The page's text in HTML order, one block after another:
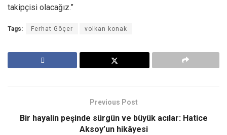
takipçisi olacağız.”
Tags: Ferhat Göçer volkan konak
Previous Post
Bir hayalin peşinde sürgün ve büyük acılar: Hatice
Aksoy’un hikâyesi